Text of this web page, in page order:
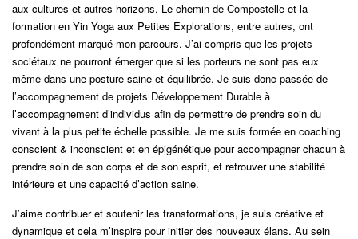
aux cultures et autres horizons. Le chemin de Compostelle et la
formation en Yin Yoga aux Petites Explorations, entre autres, ont
profondément marqué mon parcours. J’ai compris que les projets
sociétaux ne pourront émerger que si les porteurs ne sont pas eux
même dans une posture saine et équilibrée. Je suis donc passée de
l’accompagnement de projets Développement Durable à
l’accompagnement d’individus afin de permettre de prendre soin du
vivant à la plus petite échelle possible. Je me suis formée en coaching
conscient & inconscient et en épigénétique pour accompagner chacun à
prendre soin de son corps et de son esprit, et retrouver une stabilité
intérieure et une capacité d’action saine.
J’aime contribuer et soutenir les transformations, je suis créative et
dynamique et cela m’inspire pour initier des nouveaux élans. Au sein